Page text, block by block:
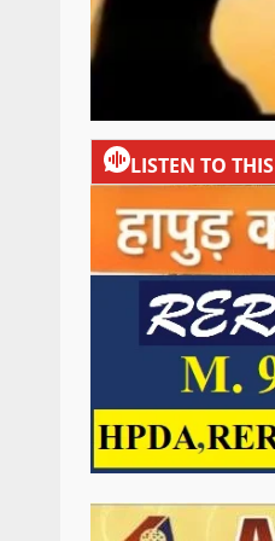
LISTEN TO THIS